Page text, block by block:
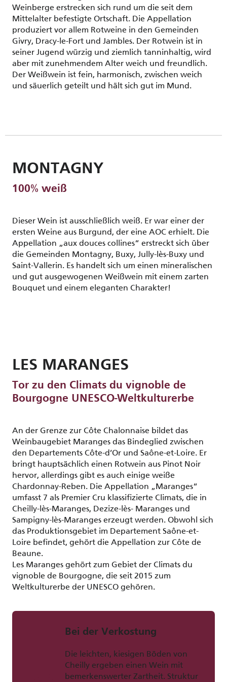
Weinberge erstrecken sich rund um die seit dem
Mittelalter befestigte Ortschaft. Die Appellation
produziert vor allem Rotweine in den Gemeinden
Givry, Dracy-le-Fort und Jambles. Der Rotwein ist in
seiner Jugend würzig und ziemlich tanninhaltig, wird
aber mit zunehmendem Alter weich und freundlich.
Der Weißwein ist fein, harmonisch, zwischen weich
und säuerlich geteilt und hält sich gut im Mund.
MONTAGNY
100% weiß
Dieser Wein ist ausschließlich weiß. Er war einer der
ersten Weine aus Burgund, der eine AOC erhielt. Die
Appellation „aux douces collines“ erstreckt sich über
die Gemeinden Montagny, Buxy, Jully-lès-Buxy und
Saint-Vallerin. Es handelt sich um einen mineralischen
und gut ausgewogenen Weißwein mit einem zarten
Bouquet und einem eleganten Charakter!
LES MARANGES
Tor zu den Climats du vignoble de
Bourgogne UNESCO-Weltkulturerbe
An der Grenze zur Côte Chalonnaise bildet das
Weinbaugebiet Maranges das Bindeglied zwischen
den Departements Côte-d’Or und Saône-et-Loire. Er
bringt hauptsächlich einen Rotwein aus Pinot Noir
hervor, allerdings gibt es auch einige weiße
Chardonnay-Reben. Die Appellation „Maranges“
umfasst 7 als Premier Cru klassifizierte Climats, die in
Cheilly-lès-Maranges, Dezize-lès- Maranges und
Sampigny-lès-Maranges erzeugt werden. Obwohl sich
das Produktionsgebiet im Departement Saône-et-
Loire befindet, gehört die Appellation zur Côte de
Beaune.
Les Maranges gehört zum Gebiet der Climats du
vignoble de Bourgogne, die seit 2015 zum
Weltkulturerbe der UNESCO gehören.
Bei der Verkostung
Die leichten, kiesigen Böden von
Cheilly ergeben einen Wein mit
bemerkenswerter Zartheit. Struktur